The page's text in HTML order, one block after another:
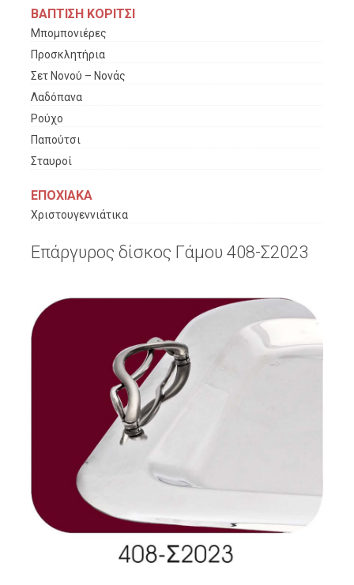
ΒΑΠΤΙΣΗ ΚΟΡΙΤΣΙ
Μπομπονιέρες
Προσκλητήρια
Σετ Νονού – Νονάς
Λαδόπανα
Ρούχο
Παπούτσι
Σταυροί
ΕΠΟΧΙΑΚΑ
Χριστουγεννιάτικα
Επάργυρος δίσκος Γάμου 408-Σ2023